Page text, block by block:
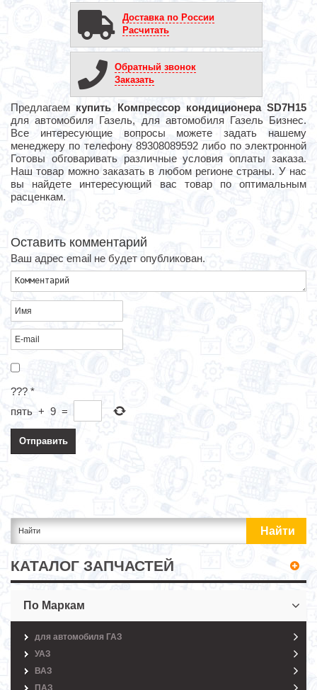
Доставка по России
Расчитать
Обратный звонок
Заказать
Предлагаем купить Компрессор кондиционера SD7H15
для автомобиля Газель, для автомобиля Газель Бизнес.
Все интересующие вопросы можете задать нашему
менеджеру по телефону 89308089592 либо по электронной
Готовы обговаривать различные условия оплаты заказа.
Наш товар можно заказать в любом регионе страны. У нас
вы найдете интересующий вас товар по оптимальным
расценкам.
Оставить комментарий
Ваш адрес email не будет опубликован.
??? *
пять + 9 =
КАТАЛОГ ЗАПЧАСТЕЙ
По Маркам
для автомобиля ГАЗ
УАЗ
ВАЗ